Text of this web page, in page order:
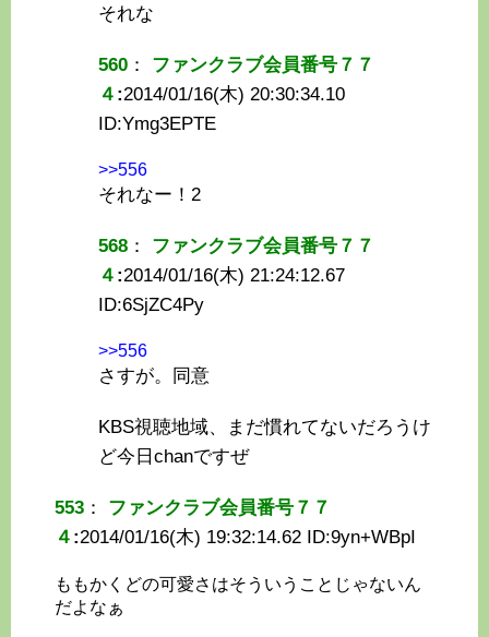
それな
560 ： ファンクラブ会員番号７７
４ :2014/01/16(木) 20:30:34.10
ID:Ymg3EPTE
>>556
それなー！2
568 ： ファンクラブ会員番号７７
４ :2014/01/16(木) 21:24:12.67
ID:6SjZC4Py
>>556
さすが。同意
KBS視聴地域、まだ慣れてないだろうけ
ど今日chanですぜ
553 ： ファンクラブ会員番号７７
４ :2014/01/16(木) 19:32:14.62 ID:9yn+WBpI
ももかくどの可愛さはそういうことじゃないん
だよなぁ